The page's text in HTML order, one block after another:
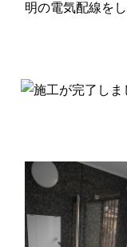
明の電気配線をし